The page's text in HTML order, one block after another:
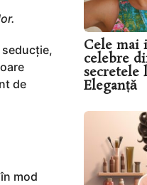
de
mod
Cele mai
celebre
secretele
Eleganță